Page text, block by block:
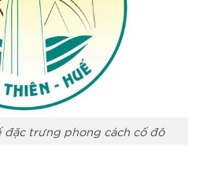
đặc trưng phong cách cố đô